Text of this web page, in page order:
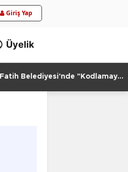
Giriş Yap
Üyelik
Fatih Belediyesi'nde "Kodlamaya